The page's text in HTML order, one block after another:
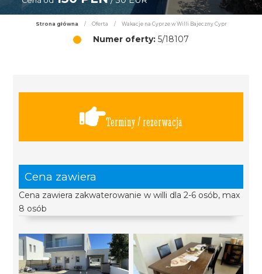
Strona główna / Oferta / Wakacje na Cyprze w Willi Bajeczny Cypr
Numer oferty: 5/18107
Terminy / rezerwacja
Cena zawiera
Cena zawiera zakwaterowanie w willi dla 2-6 osób, max
8 osób